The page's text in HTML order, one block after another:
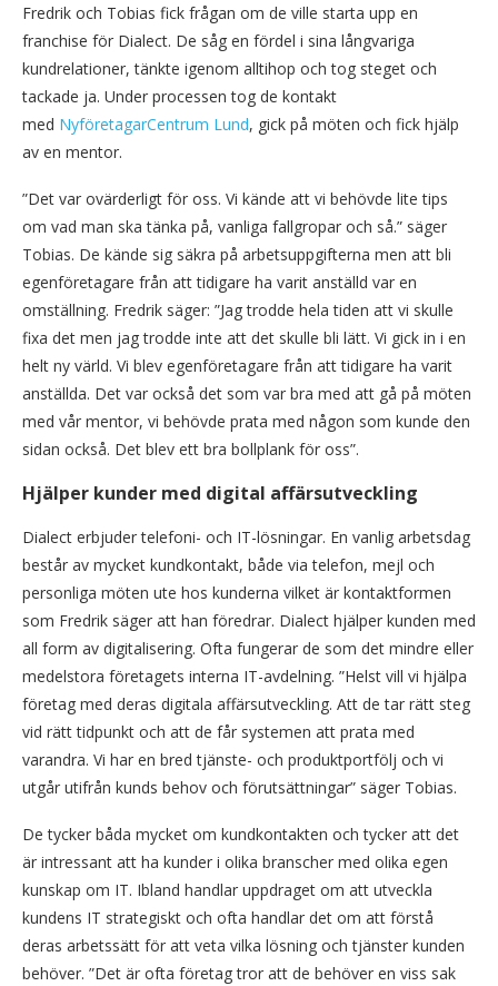
Fredrik och Tobias fick frågan om de ville starta upp en
franchise för Dialect. De såg en fördel i sina långvariga
kundrelationer, tänkte igenom alltihop och tog steget och
tackade ja. Under processen tog de kontakt
med NyföretagarCentrum Lund, gick på möten och fick hjälp
av en mentor.
”Det var ovärderligt för oss. Vi kände att vi behövde lite tips
om vad man ska tänka på, vanliga fallgropar och så.” säger
Tobias. De kände sig säkra på arbetsuppgifterna men att bli
egenföretagare från att tidigare ha varit anställd var en
omställning. Fredrik säger: ”Jag trodde hela tiden att vi skulle
fixa det men jag trodde inte att det skulle bli lätt. Vi gick in i en
helt ny värld. Vi blev egenföretagare från att tidigare ha varit
anställda. Det var också det som var bra med att gå på möten
med vår mentor, vi behövde prata med någon som kunde den
sidan också. Det blev ett bra bollplank för oss”.
Hjälper kunder med digital affärsutveckling
Dialect erbjuder telefoni- och IT-lösningar. En vanlig arbetsdag
består av mycket kundkontakt, både via telefon, mejl och
personliga möten ute hos kunderna vilket är kontaktformen
som Fredrik säger att han föredrar. Dialect hjälper kunden med
all form av digitalisering. Ofta fungerar de som det mindre eller
medelstora företagets interna IT-avdelning. ”Helst vill vi hjälpa
företag med deras digitala affärsutveckling. Att de tar rätt steg
vid rätt tidpunkt och att de får systemen att prata med
varandra. Vi har en bred tjänste- och produktportfölj och vi
utgår utifrån kunds behov och förutsättningar” säger Tobias.
De tycker båda mycket om kundkontakten och tycker att det
är intressant att ha kunder i olika branscher med olika egen
kunskap om IT. Ibland handlar uppdraget om att utveckla
kundens IT strategiskt och ofta handlar det om att förstå
deras arbetssätt för att veta vilka lösning och tjänster kunden
behöver. ”Det är ofta företag tror att de behöver en viss sak